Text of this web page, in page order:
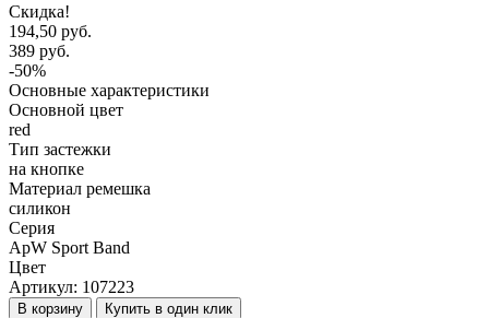
Скидка!
194,50 руб.
389 руб.
-50%
Основные характеристики
Основной цвет
red
Тип застежки
на кнопке
Материал ремешка
силикон
Серия
ApW Sport Band
Цвет
Артикул: 107223
В корзину Купить в один клик